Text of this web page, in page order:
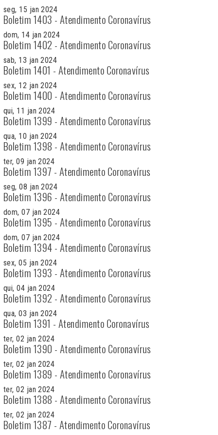
seg, 15 jan 2024
Boletim 1403 - Atendimento Coronavírus
dom, 14 jan 2024
Boletim 1402 - Atendimento Coronavírus
sab, 13 jan 2024
Boletim 1401 - Atendimento Coronavírus
sex, 12 jan 2024
Boletim 1400 - Atendimento Coronavírus
qui, 11 jan 2024
Boletim 1399 - Atendimento Coronavírus
qua, 10 jan 2024
Boletim 1398 - Atendimento Coronavírus
ter, 09 jan 2024
Boletim 1397 - Atendimento Coronavírus
seg, 08 jan 2024
Boletim 1396 - Atendimento Coronavírus
dom, 07 jan 2024
Boletim 1395 - Atendimento Coronavírus
dom, 07 jan 2024
Boletim 1394 - Atendimento Coronavírus
sex, 05 jan 2024
Boletim 1393 - Atendimento Coronavírus
qui, 04 jan 2024
Boletim 1392 - Atendimento Coronavírus
qua, 03 jan 2024
Boletim 1391 - Atendimento Coronavírus
ter, 02 jan 2024
Boletim 1390 - Atendimento Coronavírus
ter, 02 jan 2024
Boletim 1389 - Atendimento Coronavírus
ter, 02 jan 2024
Boletim 1388 - Atendimento Coronavírus
ter, 02 jan 2024
Boletim 1387 - Atendimento Coronavírus